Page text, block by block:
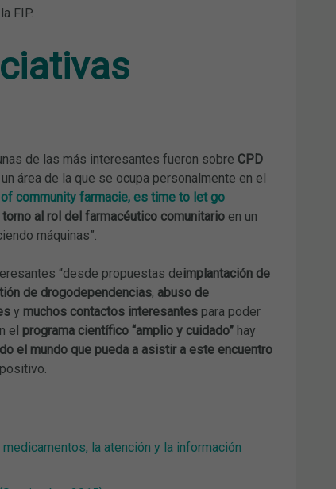
FIP.
de las más interesantes fueron sobre CPD
área de la que se ocupa personalmente en el
community farmacie, es time to let go
al rol del farmacéutico comunitarioen un
máquinas”.
“desde propuestas deimplantación de
de drogodependencias, abuso de
y muchos contactos interesantespara poder
el programa científico “amplio y cuidado”hay
el mundo que pueda a asistir a este encuentro
la atención y la información